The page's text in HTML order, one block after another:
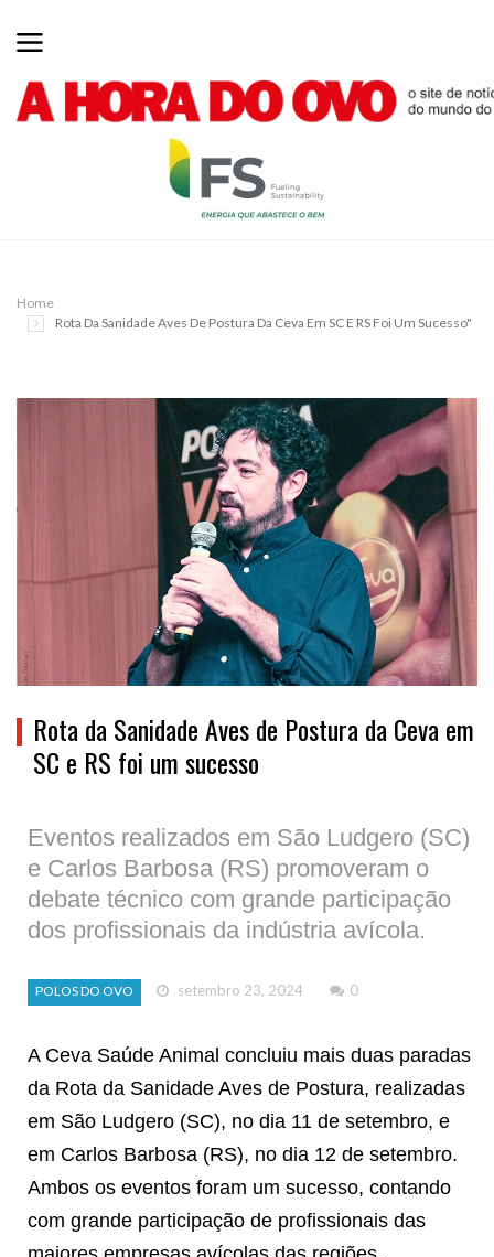
Home
Rota Da Sanidade Aves De Postura Da Ceva Em SC E RS Foi Um Sucesso"
Rota da Sanidade Aves de Postura da Ceva em
SC e RS foi um sucesso
Eventos realizados em São Ludgero (SC)
e Carlos Barbosa (RS) promoveram o
debate técnico com grande participação
dos profissionais da indústria avícola.
POLOS DO OVO setembro 23, 2024 0
A Ceva Saúde Animal concluiu mais duas paradas
da Rota da Sanidade Aves de Postura, realizadas
em São Ludgero (SC), no dia 11 de setembro, e
em Carlos Barbosa (RS), no dia 12 de setembro.
Ambos os eventos foram um sucesso, contando
com grande participação de profissionais das